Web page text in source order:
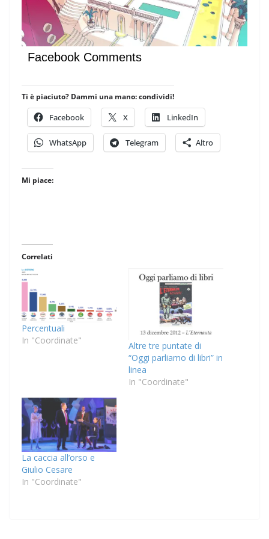
Facebook Comments
Ti è piaciuto? Dammi una mano: condividi!
Facebook X LinkedIn
WhatsApp Telegram Altro
Mi piace:
Correlati
Percentuali
In "Coordinate"
Altre tre puntate di
“Oggi parliamo di libri” in
linea
In "Coordinate"
La caccia all’orso e
Giulio Cesare
In "Coordinate"